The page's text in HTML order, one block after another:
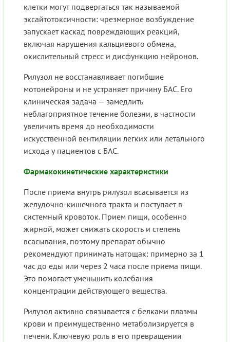
клетки могут подвергаться так называемой
эксайтотоксичности: чрезмерное возбуждение
запускает каскад повреждающих реакций,
включая нарушения кальциевого обмена,
окислительный стресс и дисфункцию нейронов.
Рилузол не восстанавливает погибшие
мотонейроны и не устраняет причину БАС. Его
клиническая задача — замедлить
неблагоприятное течение болезни, в частности
увеличить время до необходимости
искусственной вентиляции легких или летального
исхода у пациентов с БАС.
Фармакокинетические характеристики
После приема внутрь рилузол всасывается из
желудочно-кишечного тракта и поступает в
системный кровоток. Прием пищи, особенно
жирной, может снижать скорость и степень
всасывания, поэтому препарат обычно
рекомендуют принимать натощак: примерно за 1
час до еды или через 2 часа после приема пищи.
Это помогает уменьшить колебания
концентрации действующего вещества.
Рилузол активно связывается с белками плазмы
крови и преимущественно метаболизируется в
печени. Ключевую роль в его превращении